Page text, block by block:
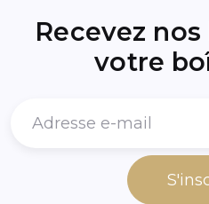
Recevez
votre